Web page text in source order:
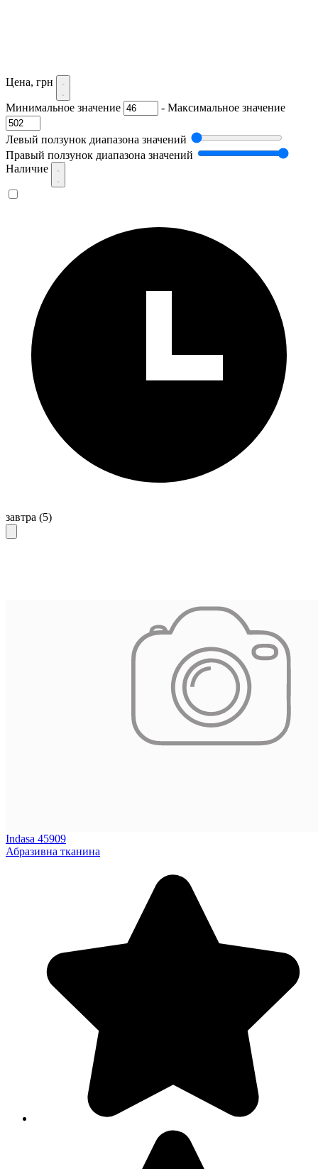
Цена, грн
Минимальное значение - Максимальное значение
Левый ползунок диапазона значений
Правый ползунок диапазона значений
Наличие
завтра (5)
Indasa 45909
Абразивна тканина